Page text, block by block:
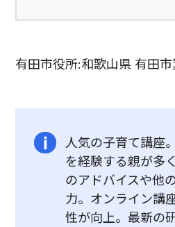
有田市役所:和歌山県 有田市
人気の子育て講座
を経験する親が多
のアドバイスや他
力。オンライン講
性が向上。最新の